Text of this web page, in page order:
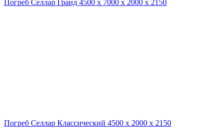
Погреб Селлар Гранд 4500 х 7000 х 2000 х 2150
Погреб Селлар Классический 4500 х 2000 х 2150